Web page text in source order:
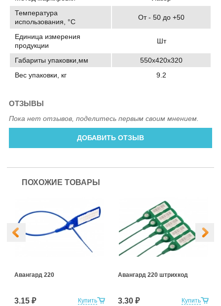
Температура
использования, °C
От - 50 до +50
Единица измерения
продукции
Шт
Габариты упаковки,мм
550х420х320
Вес упаковки, кг
9.2
ОТЗЫВЫ
Пока нет отзывов, поделитесь первым своим мнением.
ДОБАВИТЬ ОТЗЫВ
ПОХОЖИЕ ТОВАРЫ
Купить
Авангард 220
3.15 ₽ Купить
Авангард 220 штрихкод
3.30 ₽